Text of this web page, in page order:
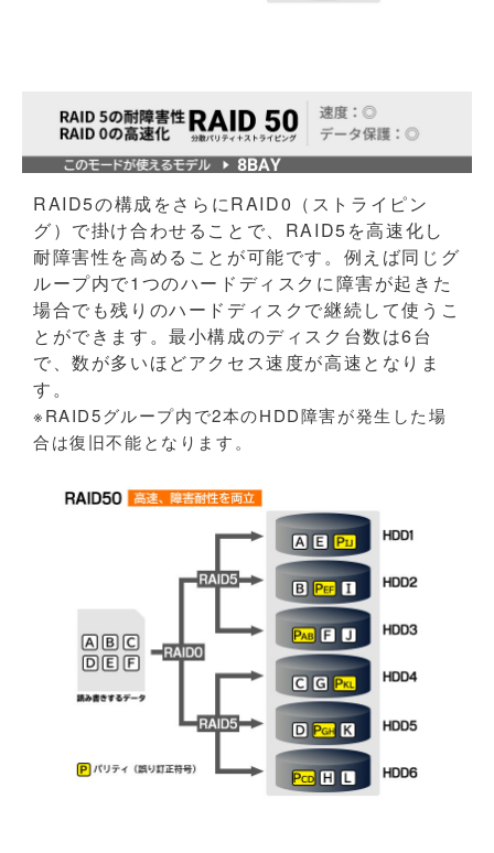
RAID5の構成をさらにRAID0（ストライピン
グ）で掛け合わせることで、RAID5を高速化し
耐障害性を高めることが可能です。例えば同じグ
ループ内で1つのハードディスクに障害が起きた
場合でも残りのハードディスクで継続して使うこ
とができます。最小構成のディスク台数は6台
で、数が多いほどアクセス速度が高速となりま
す。
※RAID5グループ内で2本のHDD障害が発生した場
合は復旧不能となります。